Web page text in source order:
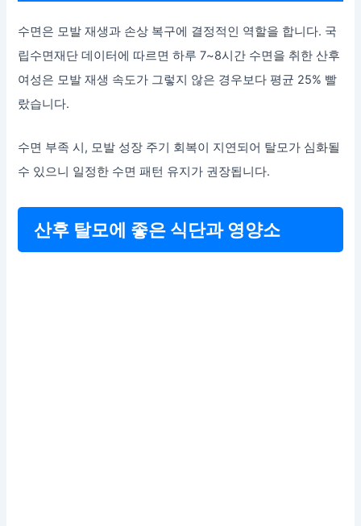
수면은 모발 재생과 손상 복구에 결정적인 역할을 합니다. 국
립수면재단 데이터에 따르면 하루 7~8시간 수면을 취한 산후
여성은 모발 재생 속도가 그렇지 않은 경우보다 평균 25% 빨
랐습니다.
수면 부족 시, 모발 성장 주기 회복이 지연되어 탈모가 심화될
수 있으니 일정한 수면 패턴 유지가 권장됩니다.
산후 탈모에 좋은 식단과 영양소